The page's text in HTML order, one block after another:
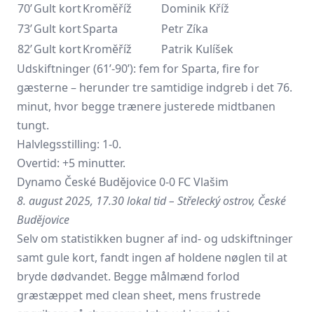
70’Gult kortKroměříž
Dominik Kříž
73’Gult kortSparta
Petr Zíka
82’Gult kortKroměříž
Patrik Kulíšek
Udskiftninger (61’-90’): fem for Sparta, fire for
gæsterne – herunder tre samtidige indgreb i det 76.
minut, hvor begge trænere justerede midtbanen
tungt.
Halvlegsstilling: 1-0.
Overtid: +5 minutter.
Dynamo České Budějovice 0-0 FC Vlašim
8. august 2025, 17.30 lokal tid – Střelecký ostrov, České
Budějovice
Selv om statistikken bugner af ind- og udskiftninger
samt gule kort, fandt ingen af holdene nøglen til at
bryde dødvandet. Begge målmænd forlod
græstæppet med clean sheet, mens frustrede